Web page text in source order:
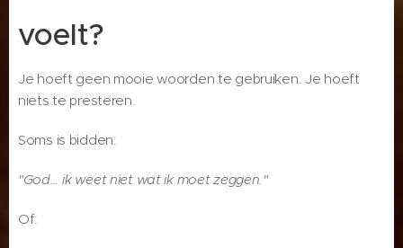
voelt?
Je hoeft geen mooie woorden te gebruiken. Je hoeft
niets te presteren.
Soms is bidden:
"God… ik weet niet wat ik moet zeggen."
Of: